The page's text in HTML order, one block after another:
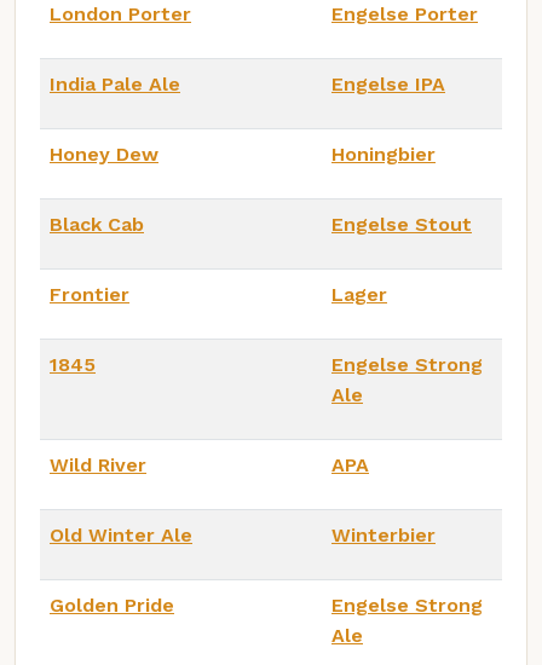
London Porter Engelse Porter
India Pale Ale Engelse IPA
Honey Dew Honingbier
Black Cab Engelse Stout
Frontier Lager
1845
Engelse Strong
Ale
Wild River APA
Old Winter Ale Winterbier
Golden Pride
Engelse Strong
Ale